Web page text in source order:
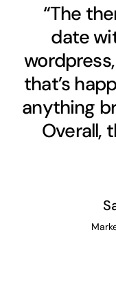
“The
date
that’s
anything
Overall,